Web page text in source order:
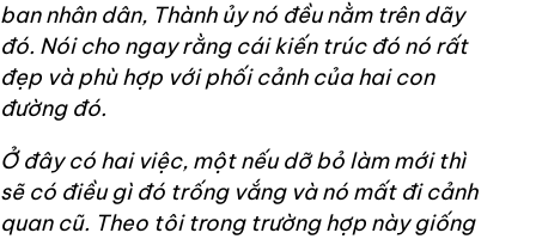
ban nhân dân, Thành ủy nó đều nằm trên dãy
đó. Nói cho ngay rằng cái kiến trúc đó nó rất
đẹp và phù hợp với phối cảnh của hai con
đường đó.
Ở đây có hai việc, một nếu dỡ bỏ làm mới thì
sẽ có điều gì đó trống vắng và nó mất đi cảnh
quan cũ. Theo tôi trong trường hợp này giống